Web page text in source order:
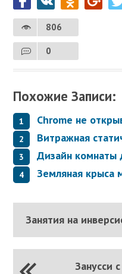
806
0
Похожие Записи:
Chrome не
Витражная
Дизайн комнаты
Земляная крыса
Занятия на
Занусси